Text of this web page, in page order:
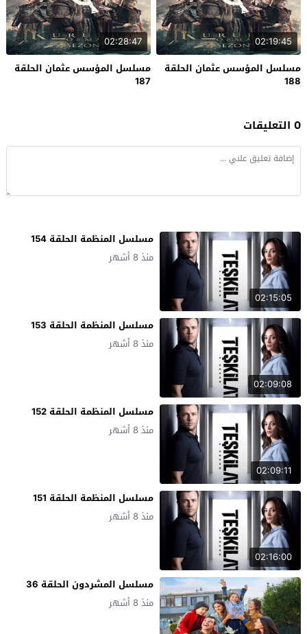
02:19:45
مسلسل المؤسس عثمان الحلقة
188
02:28:47
مسلسل المؤسس عثمان الحلقة
187
0 التعليقات
02:15:05
مسلسل المنظمة الحلقة 154
منذ 8 أشهر
02:09:08
مسلسل المنظمة الحلقة 153
منذ 8 أشهر
02:09:11
مسلسل المنظمة الحلقة 152
منذ 8 أشهر
02:16:00
مسلسل المنظمة الحلقة 151
منذ 8 أشهر
مسلسل المشردون الحلقة 36
منذ 8 أشهر